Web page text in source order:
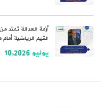
أزمة العدالة
القيم الرياضية
يوليو 10,2026